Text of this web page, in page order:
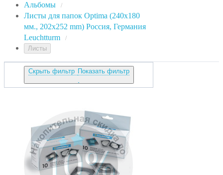
Альбомы /
Листы для папок Optima (240x180
мм., 202x252 mm) Россия, Германия
Leuchtturm
/
Листы
Скрыть фильтр Показать фильтр